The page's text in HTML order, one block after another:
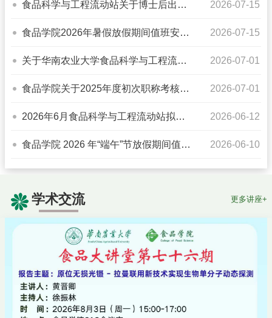
食品科学与工程流动站关于博士后出入
站及年度阶段性考核结果的公...
2026-07-15
食品学院2026年暑假放假期间值班安排
表
2026-07-15
关于华南农业大学食品科学与工程流动
站拟进站博士后的公示
2026-07-01
食品学院关于2025年度初次职称考核认
定通过人员的公示
2026-07-01
2026年6月食品科学与工程流动站拟出
站博士后公示
2026-06-12
食品学院 2026 年“端午”节放假期间值班
安排表
2026-06-10
学术交流 更多讲座+